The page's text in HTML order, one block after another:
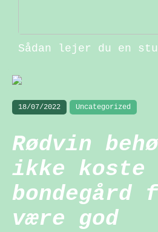
Sådan lejer du en
18/07/2022 Uncategorized
Rødvin
ikke koste
bondegård
være god